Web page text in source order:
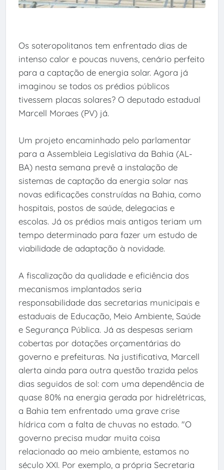
Os soteropolitanos tem enfrentado dias de
intenso calor e poucas nuvens, cenário perfeito
para a captação de energia solar. Agora já
imaginou se todos os prédios públicos
tivessem placas solares? O deputado estadual
Marcell Moraes (PV) já.
Um projeto encaminhado pelo parlamentar
para a Assembleia Legislativa da Bahia (AL-
BA) nesta semana prevê a instalação de
sistemas de captação da energia solar nas
novas edificações construídas na Bahia, como
hospitais, postos de saúde, delegacias e
escolas. Já os prédios mais antigos teriam um
tempo determinado para fazer um estudo de
viabilidade de adaptação à novidade.
A fiscalização da qualidade e eficiência dos
mecanismos implantados seria
responsabilidade das secretarias municipais e
estaduais de Educação, Meio Ambiente, Saúde
e Segurança Pública. Já as despesas seriam
cobertas por dotações orçamentárias do
governo e prefeituras. Na justificativa, Marcell
alerta ainda para outra questão trazida pelos
dias seguidos de sol: com uma dependência de
quase 80% na energia gerada por hidrelétricas,
a Bahia tem enfrentado uma grave crise
hídrica com a falta de chuvas no estado. "O
governo precisa mudar muita coisa
relacionado ao meio ambiente, estamos no
século XXI. Por exemplo, a própria Secretaria